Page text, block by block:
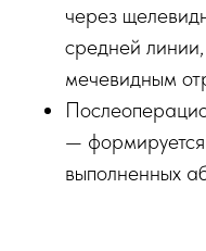
через
средней
мечевидным
—
выполненных